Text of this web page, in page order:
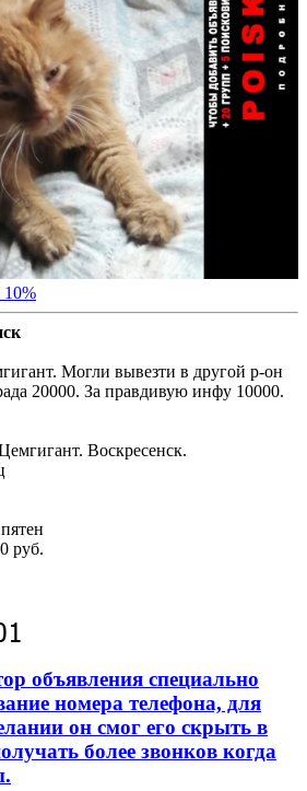
Могли вывезти в другой р-он
20000. За правдивую инфу 10000.
Воскресенск.
руб.
специально
номера телефона, для
он смог его скрыть в
более звонков когда